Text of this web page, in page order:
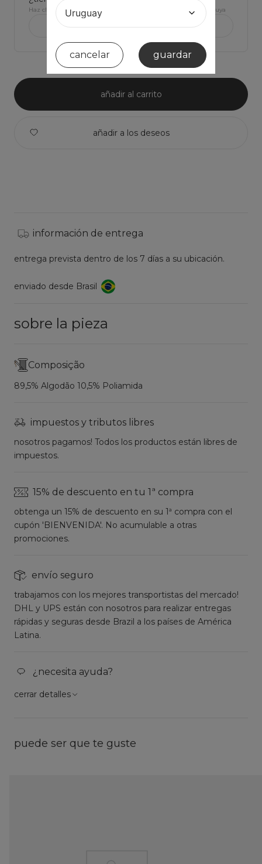
cancelar guardar
Haz click para ver Las medidas de la prenda y comparar con la tuya
ver medidas de la prenda >
añadir al carrito
información de entrega
entrega prevista dentro de los 7 días a su ubicación.
enviado desde Brasil
sobre la pieza
Composição
89,5% Algodão 10,5% Poliamida
impuestos y tributos libres
nosotros pagamos! Todos los productos están libres de
impuestos.
15% de descuento en tu 1ª compra
obtenga un 15% de descuento en su 1ª compra con el
cupón 'BIENVENIDA'. No acumulable a otras
promociones.
envío seguro
trabajamos con los mejores transportistas del mercado!
DHL y UPS están con nosotros para realizar entregas
rápidas y seguras desde Brazil a los países de América
Latina.
¿necesita ayuda?
cerrar detalles
puede ser que te guste